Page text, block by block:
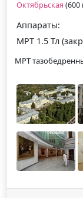
Октябрьская (600
Аппараты:
МРТ 1.5 Тл
МРТ